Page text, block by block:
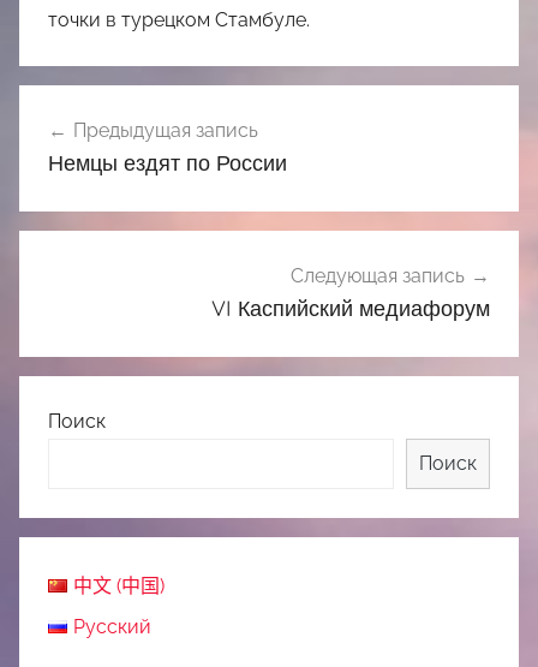
точки в турецком Стамбуле.
по
Предыдущая запись
Немцы ездят по России
Следующая запись
VI Каспийский медиафорум
Поиск
Поиск
中文 (中国)
Русский